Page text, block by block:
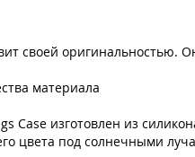
своей оригинальностью.
материала
Case изготовлен из
цвета под солнечными